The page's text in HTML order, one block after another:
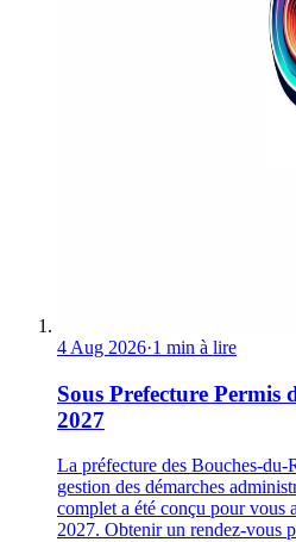
4 Aug 2026·1 min à lire
Sous Prefecture
2027
La préfecture des Bouches-du-
gestion des démarches
complet a été conçu pour vous
2027. Obtenir un rendez-vous